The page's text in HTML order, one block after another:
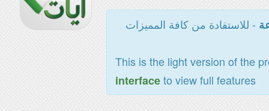
- للاستفادة من كافة المميزات
This is the light version of the
interfaceto view full features